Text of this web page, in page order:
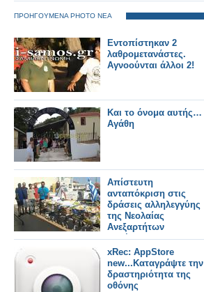
ΠΡΟΗΓΟΥΜΕΝΑ PHOTO ΝΕΑ
Εντοπίστηκαν 2
λαθρομετανάστες.
Αγνοούνται άλλοι 2!
Και το όνομα αυτής…
Αγάθη
Απίστευτη
ανταπόκριση στις
δράσεις αλληλεγγύης
της Νεολαίας
Ανεξαρτήτων
Ελλήνων
xRec: AppStore
new...Καταγράψτε την
δραστηριότητα της
οθόνης